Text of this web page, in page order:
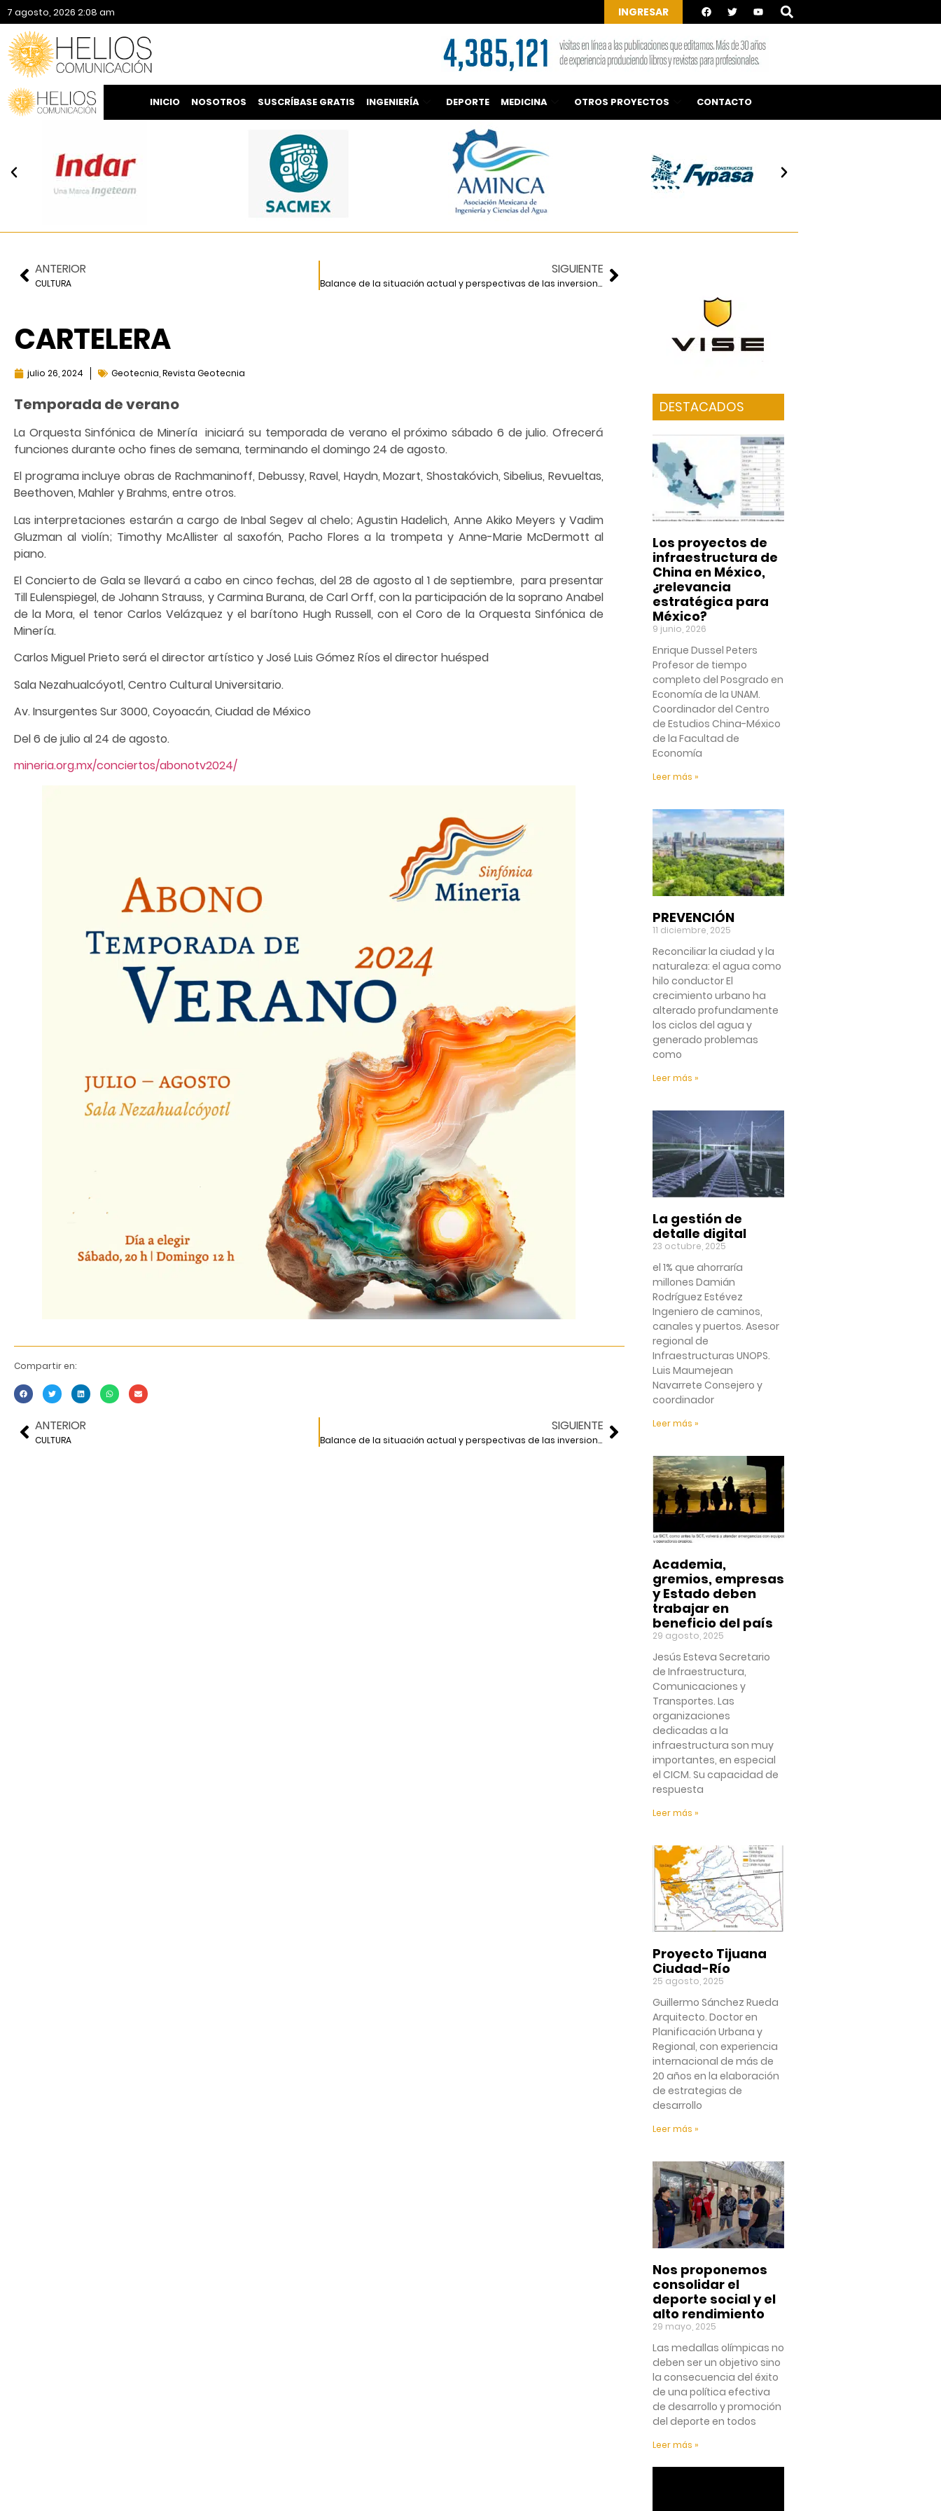
7 agosto, 2026 2:08 am INGRESAR
INICIO NOSOTROS SUSCRÍBASE GRATIS INGENIERÍA DEPORTE MEDICINA OTROS PROYECTOS CONTACTO
ANTERIOR
CULTURA
SIGUIENTE
Balance de la situación actual y perspectivas de las inversiones privadas en carreteras
CARTELERA
julio 26, 2024 Geotecnia Revista Geotecnia
Temporada de verano
La Orquesta Sinfónica de Minería iniciará su temporada de verano el próximo sábado 6 de julio. Ofrecerá
funciones durante ocho fines de semana, terminando el domingo 24 de agosto.
El programa incluye obras de Rachmaninoff, Debussy, Ravel, Haydn, Mozart, Shostakóvich, Sibelius, Revueltas,
Beethoven, Mahler y Brahms, entre otros.
Las interpretaciones estarán a cargo de Inbal Segev al chelo; Agustin Hadelich, Anne Akiko Meyers y Vadim
Gluzman al violín; Timothy McAllister al saxofón, Pacho Flores a la trompeta y Anne-Marie McDermott al
piano.
El Concierto de Gala se llevará a cabo en cinco fechas, del 28 de agosto al 1 de septiembre, para presentar
Till Eulenspiegel, de Johann Strauss, y Carmina Burana, de Carl Orff, con la participación de la soprano Anabel
de la Mora, el tenor Carlos Velázquez y el barítono Hugh Russell, con el Coro de la Orquesta Sinfónica de
Minería.
Carlos Miguel Prieto será el director artístico y José Luis Gómez Ríos el director huésped
Sala Nezahualcóyotl, Centro Cultural Universitario.
Av. Insurgentes Sur 3000, Coyoacán, Ciudad de México
Del 6 de julio al 24 de agosto.
mineria.org.mx/conciertos/abonotv2024/
Compartir en:
ANTERIOR
CULTURA
SIGUIENTE
Balance de la situación actual y perspectivas de las inversiones privadas en carreteras
DESTACADOS
Los proyectos de
infraestructura de
China en México,
¿relevancia
estratégica para
México?
9 junio, 2026
Enrique Dussel Peters
Profesor de tiempo
completo del Posgrado en
Economía de la UNAM.
Coordinador del Centro
de Estudios China-México
de la Facultad de
Economía
Leer más »
PREVENCIÓN
11 diciembre, 2025
Reconciliar la ciudad y la
naturaleza: el agua como
hilo conductor El
crecimiento urbano ha
alterado profundamente
los ciclos del agua y
generado problemas
como
Leer más »
La gestión de
detalle digital
23 octubre, 2025
el 1% que ahorraría
millones Damián
Rodríguez Estévez
Ingeniero de caminos,
canales y puertos. Asesor
regional de
Infraestructuras UNOPS.
Luis Maumejean
Navarrete Consejero y
coordinador
Leer más »
Academia,
gremios, empresas
y Estado deben
trabajar en
beneficio del país
29 agosto, 2025
Jesús Esteva Secretario
de Infraestructura,
Comunicaciones y
Transportes. Las
organizaciones
dedicadas a la
infraestructura son muy
importantes, en especial
el CICM. Su capacidad de
respuesta
Leer más »
Proyecto Tijuana
Ciudad-Río
25 agosto, 2025
Guillermo Sánchez Rueda
Arquitecto. Doctor en
Planificación Urbana y
Regional, con experiencia
internacional de más de
20 años en la elaboración
de estrategias de
desarrollo
Leer más »
Nos proponemos
consolidar el
deporte social y el
alto rendimiento
29 mayo, 2025
Las medallas olímpicas no
deben ser un objetivo sino
la consecuencia del éxito
de una política efectiva
de desarrollo y promoción
del deporte en todos
Leer más »